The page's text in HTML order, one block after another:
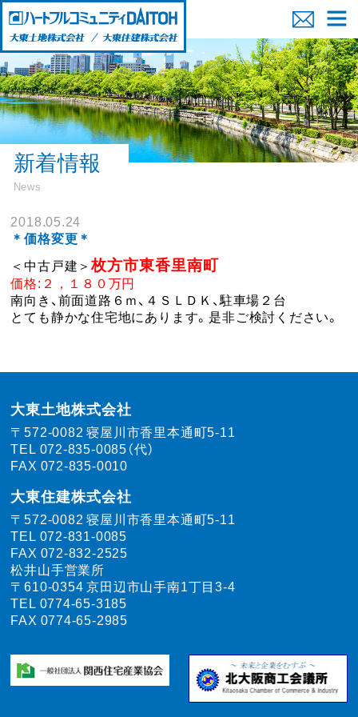
新着情報
News
2018.05.24
＊価格変更＊
＜中古戸建＞枚方市東香里南町
価格:２，１８０万円
南向き、前面道路６ｍ、４ＳＬＤＫ、駐車場２台
とても静かな住宅地にあります。是非ご検討ください。
大東土地株式会社
〒572-0082寝屋川市香里本通町5-11
TEL 072-835-0085（代）
FAX 072-835-0010
大東住建株式会社
〒572-0082寝屋川市香里本通町5-11
TEL 072-831-0085
FAX 072-832-2525
松井山手営業所
〒610-0354京田辺市山手南1丁目3-4
TEL 0774-65-3185
FAX 0774-65-2985